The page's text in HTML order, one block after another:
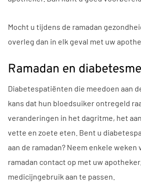
Mocht u tijdens de ramadan
overleg dan in elk geval met uw
Ramadan en
Diabetespatiënten die meedoen aan
kans dat hun bloedsuiker ontregeld
veranderingen in het dagritme, het
vette en zoete eten. Bent u
aan de ramadan? Neem enkele weken
ramadan contact op met uw
medicijngebruik aan te passen.